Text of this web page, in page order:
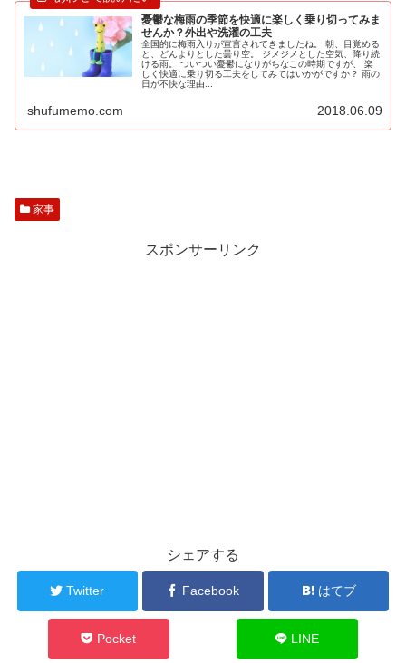
憂鬱な梅雨の季節を快適に楽しく乗り切ってみま
せんか？外出や洗濯の工夫
全国的に梅雨入りが宣言されてきましたね。 朝、目覚める
と、どんよりとした曇り空。 ジメジメとした空気、降り続
ける雨。 ついつい憂鬱になりがちなこの時期ですが、 楽
しく快適に乗り切る工夫をしてみてはいかがですか？ 雨の
日が不快な理由...
shufumemo.com 2018.06.09
家事
スポンサーリンク
シェアする
Twitter Facebook はてブ
Pocket LINE